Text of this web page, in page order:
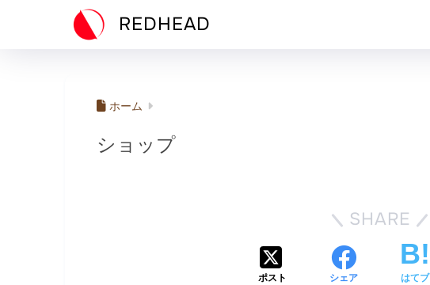
REDHEAD
ホーム
ショップ
SHARE
ポスト シェア はてブ